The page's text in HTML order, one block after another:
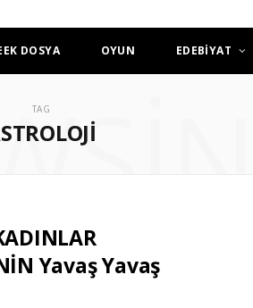
DOSYA OYUN EDEBİYAT
TAG
Yavaş Yavaş